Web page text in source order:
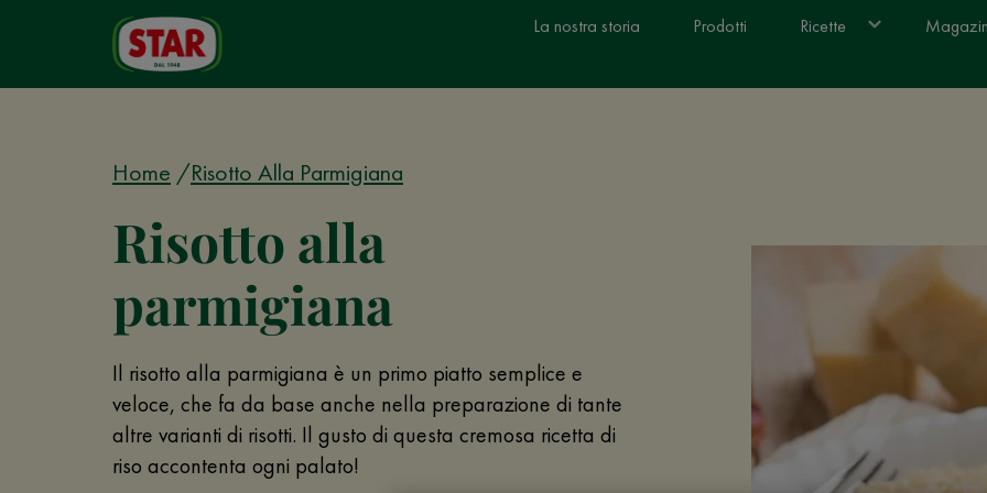
La nostra storia Prodotti Ricette
Home Risotto Alla Parmigiana
Risotto alla
parmigiana
Il risotto alla parmigiana è un primo piatto semplice e
veloce, che fa da base anche nella preparazione di tante
altre varianti di risotti. Il gusto di questa cremosa ricetta di
riso accontenta ogni palato!